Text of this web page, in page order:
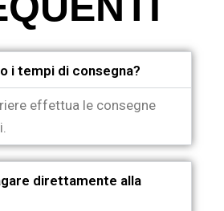
i tempi di consegna?
effettua le consegne
direttamente alla